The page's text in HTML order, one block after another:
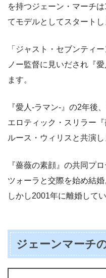
を持つジェーン・マーチ
てモデルとしてスタートし
「ジャスト・セブンティ
ノー監督に見いだされ『
ます。
『愛人-ラマン-』の2年後
エロティック・スリラー
ルース・ウィリスと共演し
『薔薇の素顔』の共同プ
ツォーラと交際を始め結婚
しかし2001年に離婚してい
ジェーンマーチ